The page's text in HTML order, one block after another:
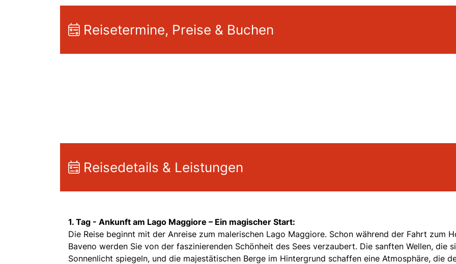
Reisetermine, Preise & Buchen
Reisedetails & Leistungen
1. Tag - Ankunft am Lago Maggiore – Ein magischer Start:
Die Reise beginnt mit der Anreise zum malerischen Lago Maggiore. Schon während der Fahrt zum
Baveno werden Sie von der faszinierenden Schönheit des Sees verzaubert. Die sanften Wellen, die
Sonnenlicht spiegeln, und die majestätischen Berge im Hintergrund schaffen eine Atmosphäre, die